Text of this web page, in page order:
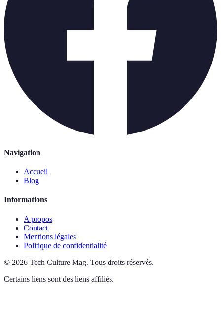
Navigation
Accueil
Blog
Informations
A propos
Contact
Mentions légales
Politique de confidentialité
© 2026 Tech Culture Mag. Tous droits réservés.
Certains liens sont des liens affiliés.